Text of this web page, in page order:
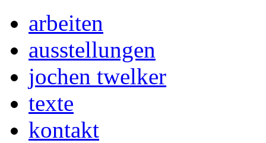
arbeiten
ausstellungen
jochen twelker
texte
kontakt